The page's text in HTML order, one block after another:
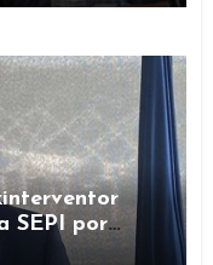
SEPI por
ayudas